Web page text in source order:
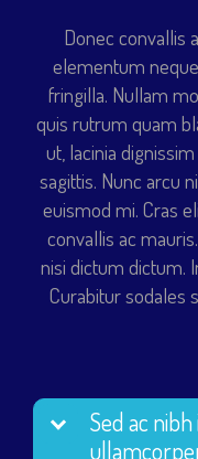
Donec convallis
elementum
fringilla. Nullam
quis rutrum quam
ut, lacinia
sagittis. Nunc arcu
euismod mi. Cras
convallis ac
nisi dictum dictum.
Curabitur sodales
Sed ac